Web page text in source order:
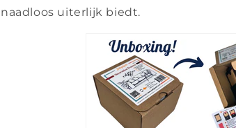
naadloos uiterlijk biedt.